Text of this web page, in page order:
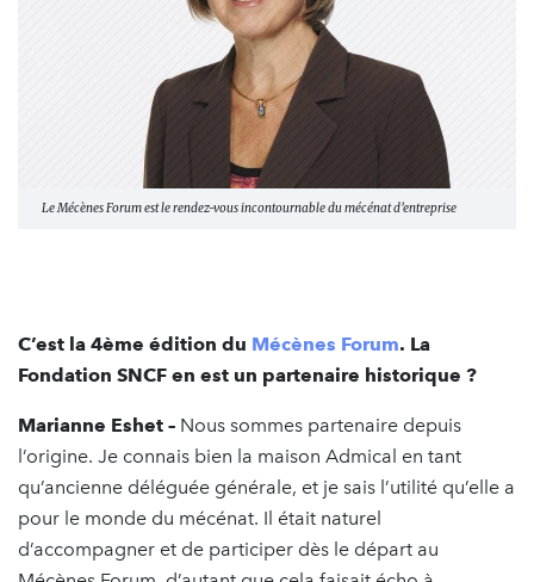
Le Mécènes Forum est le rendez-vous incontournable du mécénat d’entreprise
C’est la 4ème édition du Mécènes Forum. La
Fondation SNCF en est un partenaire historique ?
Marianne Eshet – Nous sommes partenaire depuis
l’origine. Je connais bien la maison Admical en tant
qu’ancienne déléguée générale, et je sais l’utilité qu’elle a
pour le monde du mécénat. Il était naturel
d’accompagner et de participer dès le départ au